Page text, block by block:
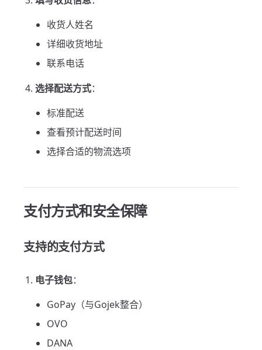
收货人姓名
详细收货地址
联系电话
选择配送方式：
标准配送
查看预计配送时间
选择合适的物流选项
支付方式和安全保障
支持的支付方式
电子钱包：
GoPay（与Gojek整合）
OVO
DANA